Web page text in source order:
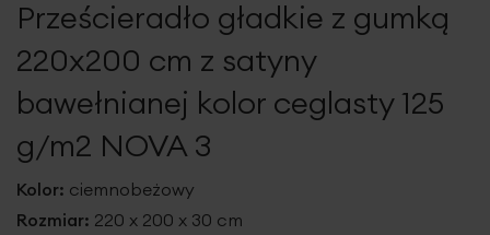
galeriiPrześcieradło gładkie z gumką
220x200 cm z satyny
bawełnianej kolor ceglasty 125
g/m2 NOVA 3
Kolor: ciemnobeżowy
Rozmiar: 220 x 200 x 30 cm